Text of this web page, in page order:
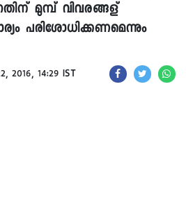
മുമ്പ് വിവരങ്ങള്
പരിശോധിക്കണമെന്നും
2016, 14:29 IST